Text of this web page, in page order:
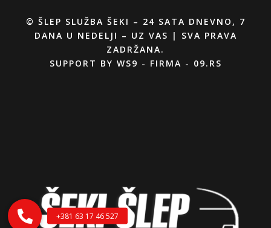
© ŠLEP SLUŽBA ŠEKI – 24 SATA DNEVNO, 7
DANA U NEDELJI – UZ VAS | SVA PRAVA
ZADRŽANA.
SUPPORT BY WS9 - FIRMA - 09.RS